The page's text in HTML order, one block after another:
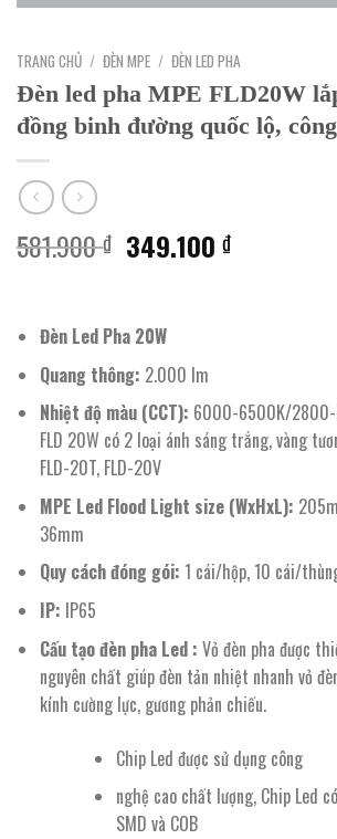
TRANG CHỦ / ĐÈN MPE / ĐÈN LED PHA
Đèn led pha MPE FLD20W
đồng binh đường quốc lộ,
581.900₫ Giá
gốc
581.900 ₫.
349.100₫Giá
Đèn Led Pha 20W
Quang thông: 2.000 lm
Nhiệt độ màu (CCT): 6000-6500K/2800-
FLD 20W có 2 loại ánh sáng trắng, vàng
FLD-20T, FLD-20V
MPE Led Flood Light size (WxHxL):
36mm
Quy cách đóng gói: 1 cái/hộp, 10 cái/
IP: IP65
Cấu tạo đèn pha Led : Vỏ đèn pha được
nguyên chất giúp đèn tản nhiệt nhanh vỏ
kính cường lực, gương phản chiếu.
Chip Led được sử dụng công
nghệ cao chất lượng, Chip Led
SMD và COB